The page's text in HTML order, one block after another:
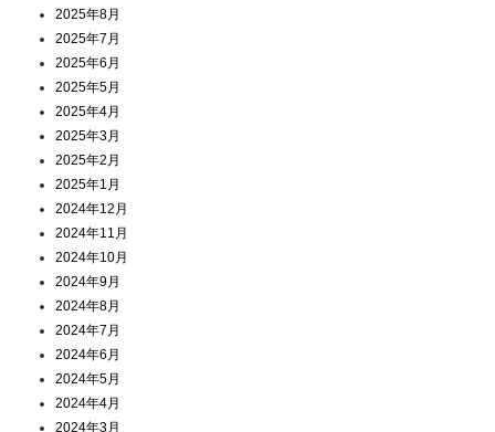
2025年8月
2025年7月
2025年6月
2025年5月
2025年4月
2025年3月
2025年2月
2025年1月
2024年12月
2024年11月
2024年10月
2024年9月
2024年8月
2024年7月
2024年6月
2024年5月
2024年4月
2024年3月